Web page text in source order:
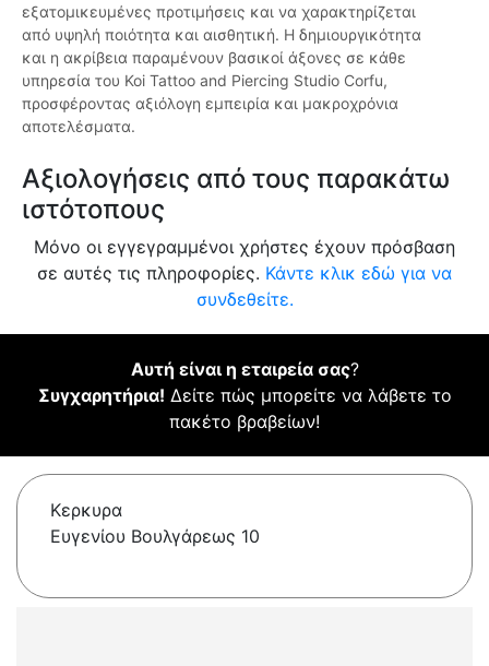
εξατομικευμένες προτιμήσεις και να χαρακτηρίζεται
από υψηλή ποιότητα και αισθητική. Η δημιουργικότητα
και η ακρίβεια παραμένουν βασικοί άξονες σε κάθε
υπηρεσία του Koi Tattoo and Piercing Studio Corfu,
προσφέροντας αξιόλογη εμπειρία και μακροχρόνια
αποτελέσματα.
Αξιολογήσεις από τους παρακάτω
ιστότοπους
Μόνο οι εγγεγραμμένοι χρήστες έχουν πρόσβαση
σε αυτές τις πληροφορίες. Κάντε κλικ εδώ για να
συνδεθείτε.
Αυτή είναι η εταιρεία σας?
Συγχαρητήρια! Δείτε πώς μπορείτε να λάβετε το
πακέτο βραβείων!
Κερκυρα
Ευγενίου Βουλγάρεως 10